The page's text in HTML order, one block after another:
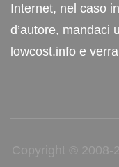
Internet, nel caso
d’autore, mandaci
lowcost.info e
Copyright © 2008-